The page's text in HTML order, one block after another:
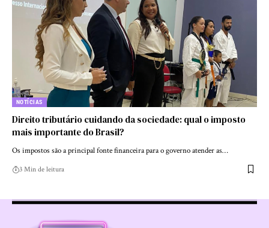
NOTÍCIAS
Direito tributário cuidando da sociedade: qual o imposto
mais importante do Brasil?
Os impostos são a principal fonte financeira para o governo atender as…
3 Min de leitura